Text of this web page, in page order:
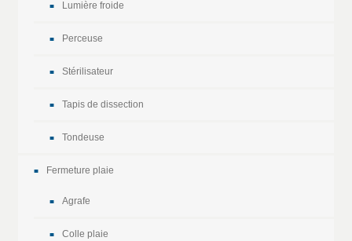
Lumière froide
Perceuse
Stérilisateur
Tapis de dissection
Tondeuse
Fermeture plaie
Agrafe
Colle plaie